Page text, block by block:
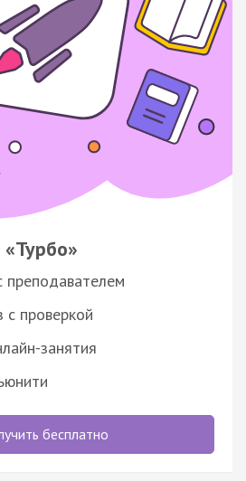
преподавателем
проверкой
занятия
бесплатно